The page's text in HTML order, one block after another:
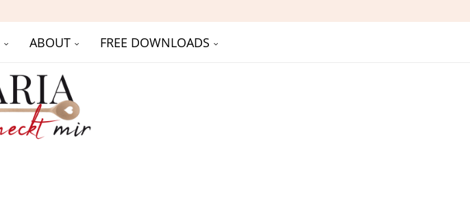
ABOUT FREE DOWNLOADS